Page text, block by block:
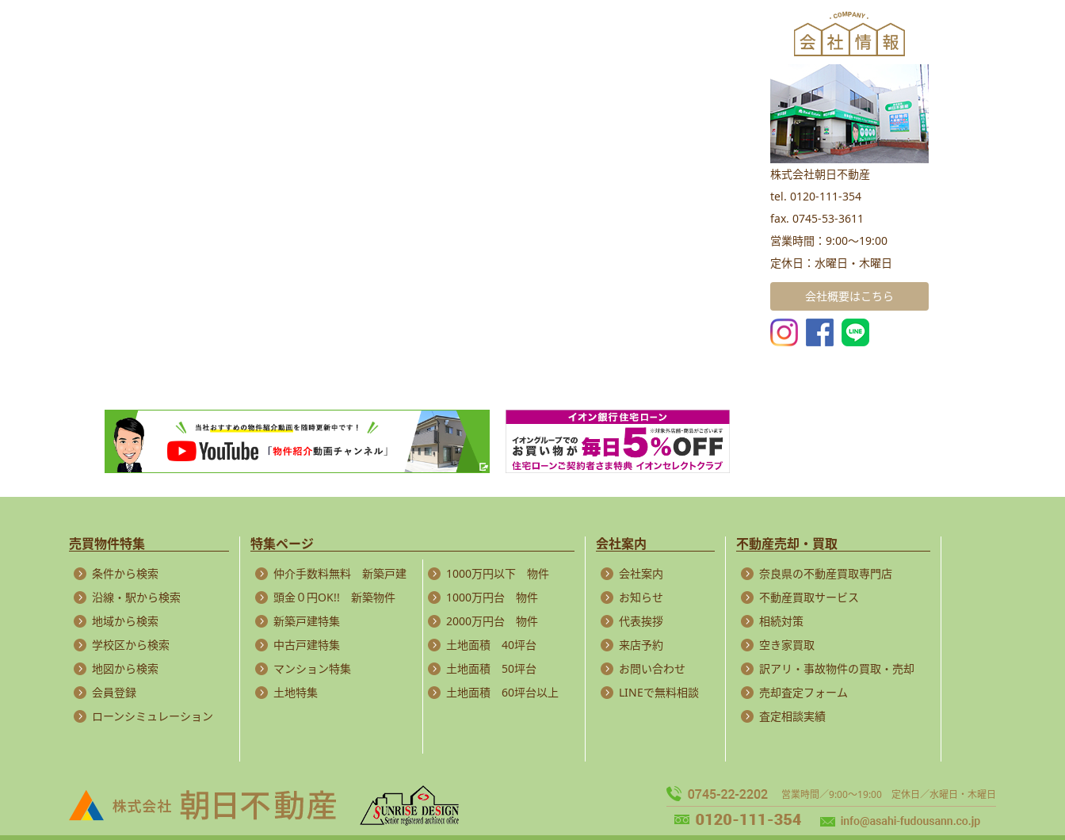
株式会社朝日不動産
tel. 0120-111-354
fax. 0745-53-3611
営業時間：9:00～19:00
定休日：水曜日・木曜日
会社概要はこちら
売買物件特集
条件から検索
沿線・駅から検索
地域から検索
学校区から検索
地図から検索
会員登録
ローンシミュレーション
特集ページ
仲介手数料無料 新築戸建
頭金０円OK!! 新築物件
新築戸建特集
中古戸建特集
マンション特集
土地特集
1000万円以下 物件
1000万円台 物件
2000万円台 物件
土地面積 40坪台
土地面積 50坪台
土地面積 60坪台以上
会社案内
会社案内
お知らせ
代表挨拶
来店予約
お問い合わせ
LINEで無料相談
不動産売却・買取
奈良県の不動産買取専門店
不動産買取サービス
相続対策
空き家買取
訳アリ・事故物件の買取・売却
売却査定フォーム
査定相談実績
営業時間／9:00～19:00 定休日／水曜日・木曜日